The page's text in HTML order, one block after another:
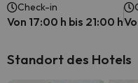
Check-in
Von 17:00 h bis 21:00 h
Standort des Hotels